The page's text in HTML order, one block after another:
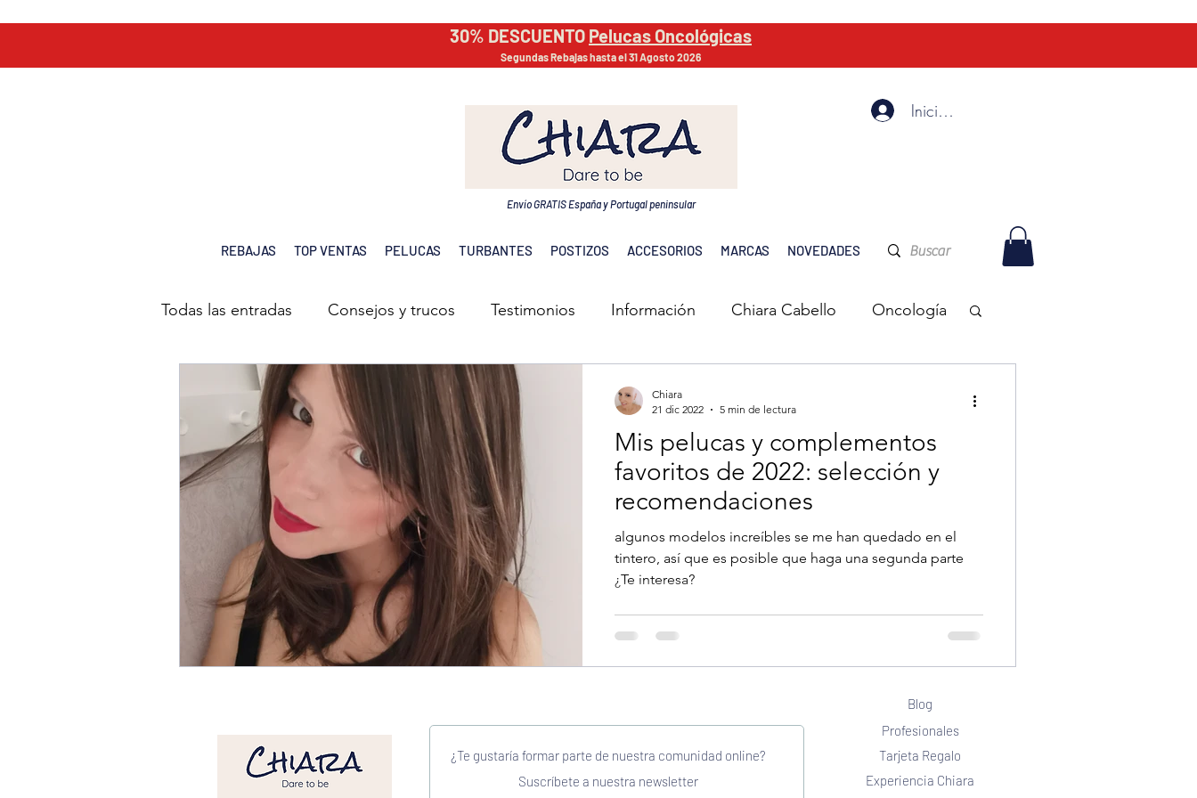
30% DESCUENTO Pelucas Oncológicas
Segundas Rebajas hasta el 31 Agosto 2026
Iniciar Sesión
Envío GRATIS España y Portugal peninsular
REBAJAS TOP VENTAS PELUCAS TURBANTES POSTIZOS ACCESORIOS MARCAS NOVEDADES
Todas las entradas Consejos y trucos Testimonios Información Chiara Cabello Oncología
Mis pelucas y complementos
favoritos de 2022: selección y
recomendaciones
algunos modelos increíbles se me han quedado en el
tintero, así que es posible que haga una segunda parte
¿Te interesa?
Chiara
21 dic 2022
5 min de lectura
¿Te gustaría formar parte de nuestra comunidad online?
Suscríbete a nuestra newsletter
Blog
Profesionales
Tarjeta Regalo
Experiencia Chiara